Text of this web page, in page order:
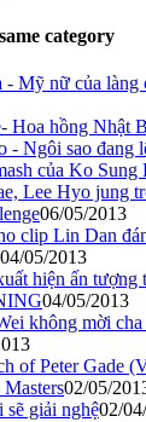
category
- Mỹ nữ của làng
Hoa hồng Nhật
- Ngôi sao đang
của Ko Sung
Lee Hyo jung
06/05/2013
clip Lin Dan
04/05/2013
hiện ấn tượng
04/05/2013
không mời
of Peter Gade
02/05/
giải nghệ02/